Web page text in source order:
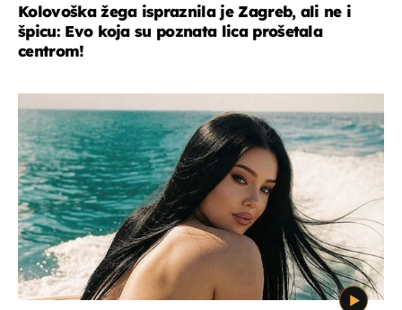
Kolovoška žega ispraznila je Zagreb, ali ne i
špicu: Evo koja su poznata lica prošetala
centrom!